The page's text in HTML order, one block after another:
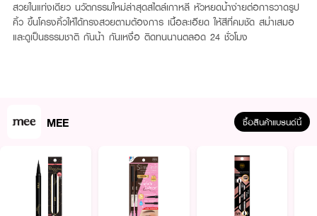
สวยในแท่งเดียว นวัตกรรมใหม่ล่าสุดสไตล์เกาหลี หัวหยดน้ำง่ายต่อการวาดรูป
คิ้ว ขึ้นโครงคิ้วให้ได้ทรงสวยตามต้องการ เนื้อละเอียด ให้สีที่คมชัด สม่ำเสมอ
และดูเป็นธรรมชาติ กันน้ำ กันเหงื่อ ติดทนนานตลอด 24 ชั่วโมง
MEE ซื้อสินค้าแบรนด์นี้